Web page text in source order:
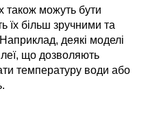
також можуть бути
їх більш зручними та
деякі моделі
що дозволяють
температуру води або